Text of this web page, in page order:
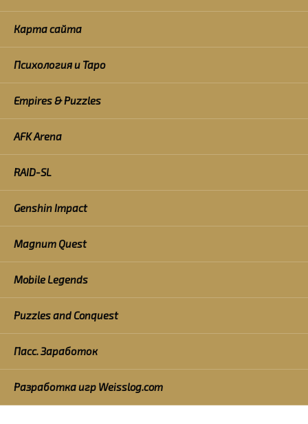
Карта сайта
Психология и Таро
Empires & Puzzles
AFK Arena
RAID-SL
Genshin Impact
Magnum Quest
Mobile Legends
Puzzles and Conquest
Пасс. Заработок
Разработка игр Weisslog.com